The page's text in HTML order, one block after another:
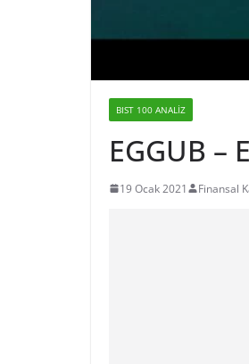
BIST 100 ANALIZ
EGGUB –
19 Ocak 2021 Finansal